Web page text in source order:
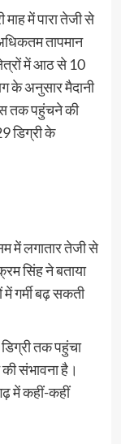
में पारा तेजी से
तापमान
में आठ से 10
के अनुसार मैदानी
तक पहुंचने की
डिग्री के
में लगातार तेजी से
सिंह ने बताया
गर्मी बढ़ सकती
तक पहुंचा
संभावना है।
में कहीं-कहीं